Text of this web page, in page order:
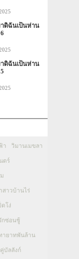
ดิฉันเป็นห่าน
ดิฉันเป็นห่าน
า วิมานเมขลา
ตร์
สาวบ้านไร่
ดโง่
กซ่อนชู้
ายาทพันล้าน
บัลลังก์